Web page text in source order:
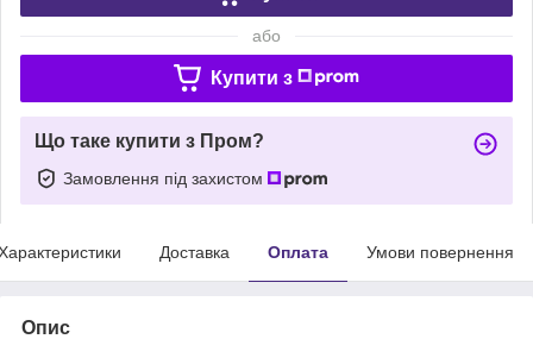
або
Купити з
Що таке купити з Пром?
Замовлення під захистом
Доставка Оплата Умови повернення
Опис